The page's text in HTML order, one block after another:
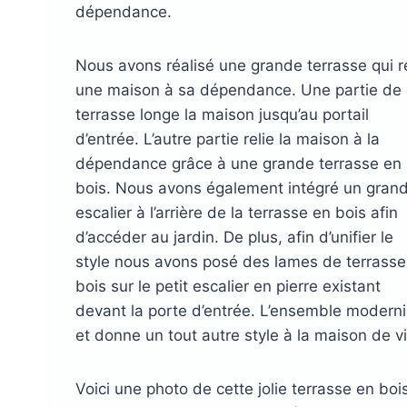
LAMES DE
EN ACCOYA
LAMES DE TERRASSE
BOIS COMPOSITE
étanches en
MetaDeck : Le
étanche pour
ALERTE ET
PODOTACTILE
LAMBOURDES
EN ALUMINIUM
SPOTS
LAMES DE BARDAGE
EN BOIS DOUGLAS ROUGE
dépendance.
Nous avons réalisé une grande terrasse qui
une maison à sa dépendance. Une partie de
terrasse longe la maison jusqu’au portail
d’entrée. L’autre partie relie la maison à la
dépendance grâce à une grande terrasse en
bois. Nous avons également intégré un grand
escalier à l’arrière de la terrasse en bois afin
d’accéder au jardin. De plus, afin d’unifier le
style nous avons posé des lames de
bois sur le petit escalier en pierre existant
devant la porte d’entrée. L’ensemble
et donne un tout autre style à la maison de
Voici une photo de cette jolie terrasse en